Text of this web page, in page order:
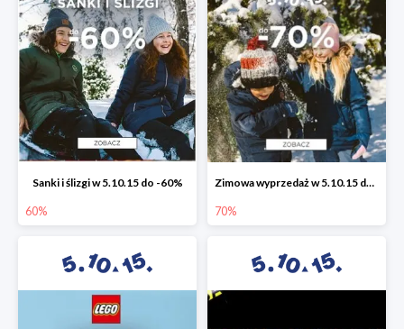
Sanki i ślizgi w 5.10.15 do -60%
60%
Zimowa wyprzedaż w 5.10.15 do -70%
70%